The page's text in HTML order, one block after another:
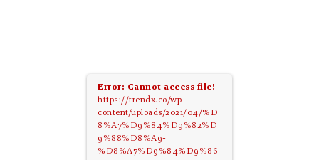
Error: Cannot access file!
https://trendx.co/wp-
content/uploads/2021/04/%D
8%A7%D9%84%D9%82%D
9%88%D8%A9-
%D8%A7%D9%84%D9%86